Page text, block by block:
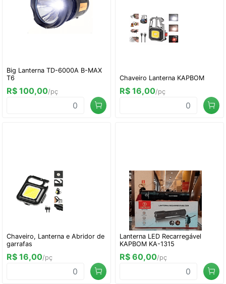
Big Lanterna TD-6000A B-MAX
T6
R$ 100,00/pç
Chaveiro Lanterna KAPBOM
R$ 16,00/pç
Chaveiro, Lanterna e Abridor de
garrafas
R$ 16,00/pç
Lanterna LED Recarregável
KAPBOM KA-1315
R$ 60,00/pç